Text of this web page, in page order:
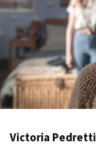
Victoria Pedretti